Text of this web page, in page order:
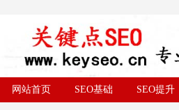
网站首页 SEO基础 SEO提升